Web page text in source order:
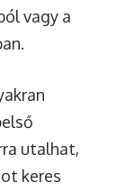
vagy a
utalhat,
keres